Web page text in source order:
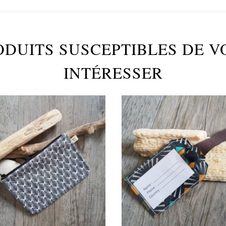
SUSCEPTIBLES DE
INTÉRESSER